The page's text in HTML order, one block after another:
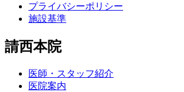
プライバシーポリシー
施設基準
請西本院
医師・スタッフ紹介
医院案内